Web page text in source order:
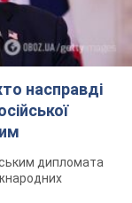
насправді
дипломата